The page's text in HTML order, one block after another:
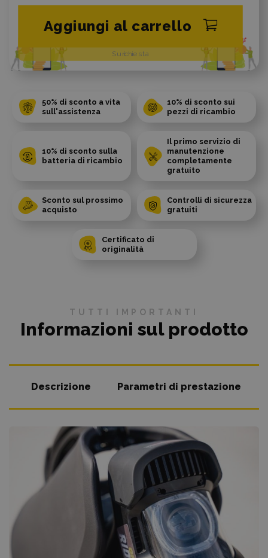
Su richiesta
Aggiungi al carrello
50% di sconto a vita
sull'assistenza
10% di sconto sui
pezzi di ricambio
10% di sconto sulla
batteria di ricambio
Il primo servizio di
manutenzione
completamente
gratuito
Sconto sul prossimo
acquisto
Controlli di sicurezza
gratuiti
Certificato di
originalità
TUTTI IMPORTANTI
Informazioni sul prodotto
Descrizione Parametri di prestazione